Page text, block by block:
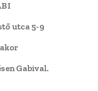
utca 5-9
Gabival.